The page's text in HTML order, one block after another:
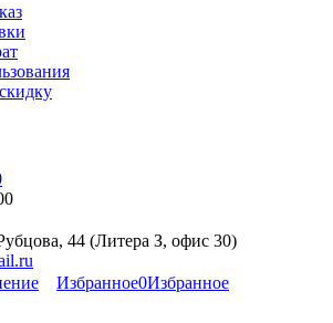
44 (Литера З, офис 30)
Избранное0Избранное